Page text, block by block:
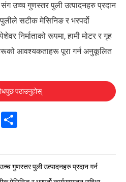
उच्च गुणस्तर पुली उत्पादनहरु प्रदान
सटीक मेसिनिङ र भरपर्दो
निर्माताको रूपमा, हामी मोटर र गृह
आवश्यकताहरू पूरा गर्न अनुकूलित
पठाउनुहोस्
LinkedIn
गुणस्तर पुली उत्पादनहरु प्रदान गर्न